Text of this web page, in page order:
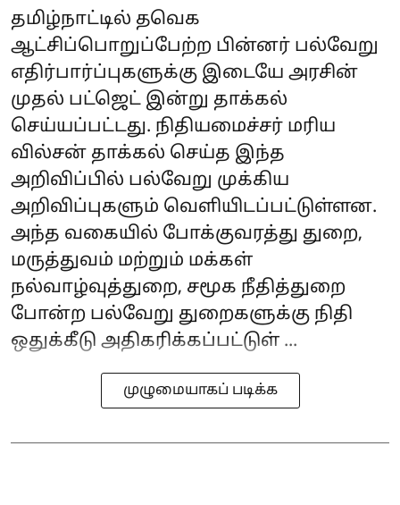
தமிழ்நாட்டில் தவெக
ஆட்சிப்பொறுப்பேற்ற பின்னர் பல்வேறு
எதிர்பார்ப்புகளுக்கு இடையே அரசின்
முதல் பட்ஜெட் இன்று தாக்கல்
செய்யப்பட்டது. நிதியமைச்சர் மரிய
வில்சன் தாக்கல் செய்த இந்த
அறிவிப்பில் பல்வேறு முக்கிய
அறிவிப்புகளும் வெளியிடப்பட்டுள்ளன.
அந்த வகையில் போக்குவரத்து துறை,
மருத்துவம் மற்றும் மக்கள்
நல்வாழ்வுத்துறை, சமூக நீதித்துறை
போன்ற பல்வேறு துறைகளுக்கு நிதி
ஒதுக்கீடு அதிகரிக்கப்பட்டுள் ...
முழுமையாகப் படிக்க